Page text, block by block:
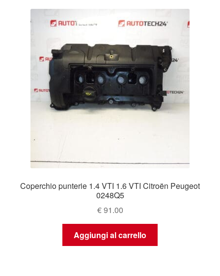
Rimostranza
Termini e condizioni
Coperchio punterie 1.4 VTI 1.6 VTI Citroën Peugeot
0248Q5
€91.00
Aggiungi al carrello